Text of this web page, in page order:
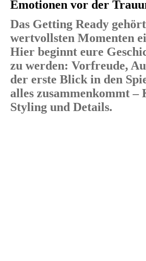
Emotionen vor der
Das Getting Ready
wertvollsten Momenten
Hier beginnt eure
zu werden: Vorfreude,
der erste Blick in den
alles zusammenkommt –
Styling und Details.